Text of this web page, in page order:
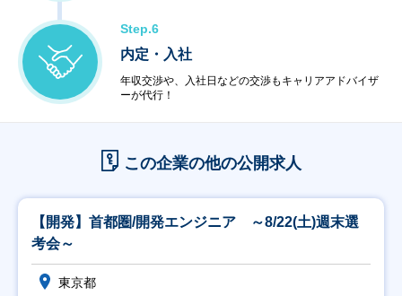
Step.6
内定・入社
年収交渉や、入社日などの交渉もキャリアアドバイザ
ーが代行！
この企業の他の公開求人
【開発】首都圏/開発エンジニア ～8/22(土)週末選
考会～
東京都